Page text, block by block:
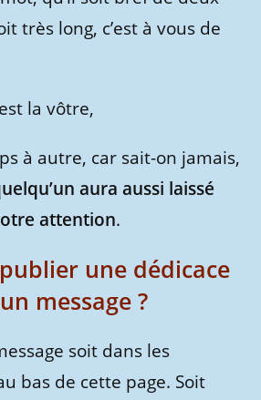
très long, c’est à vous de
la vôtre,
à autre, car sait-on jamais,
aura aussi laissé
attention.
une dédicace
message ?
soit dans les
bas de cette page. Soit